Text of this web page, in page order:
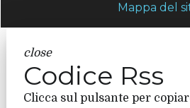
Mappa del
close
Codice Rss
Clicca sul pulsante per